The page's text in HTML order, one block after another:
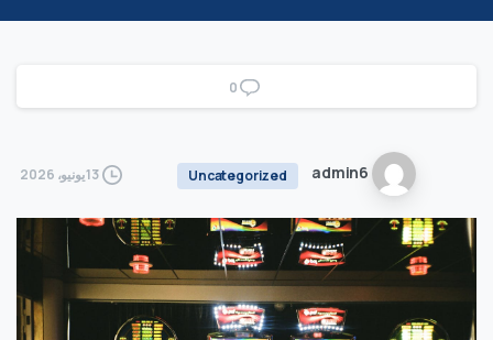
0
admin6
Uncategorized 13 يونيو، 2026